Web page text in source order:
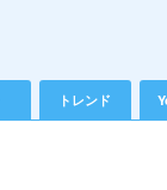
トレンド